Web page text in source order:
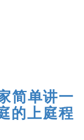
简单讲一
的上庭程